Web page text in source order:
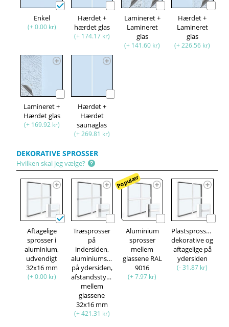
Enkel
(+ 0.00 kr)
Hærdet +
hærdet glas
(+ 174.17 kr)
Lamineret +
Lamineret
glas
(+ 141.60 kr)
Hærdet +
Lamineret
glas
(+ 226.56 kr)
Lamineret +
Hærdet glas
(+ 169.92 kr)
Hærdet +
Hærdet
saunaglas
(+ 269.81 kr)
DEKORATIVE SPROSSER
Hvilken skal jeg vælge?
Aftagelige
sprosser i
aluminium,
udvendigt
32x16 mm
(+ 0.00 kr)
Træsprosser
på
indersiden,
aluminiumsprosser
på ydersiden,
afstandsstykke
mellem
glassene
32x16 mm
(+ 421.31 kr)
Populær
Aluminium
sprosser
mellem
glassene RAL
9016
(+ 7.97 kr)
Plastsprosser,
dekorative og
aftagelige på
ydersiden
(- 31.87 kr)